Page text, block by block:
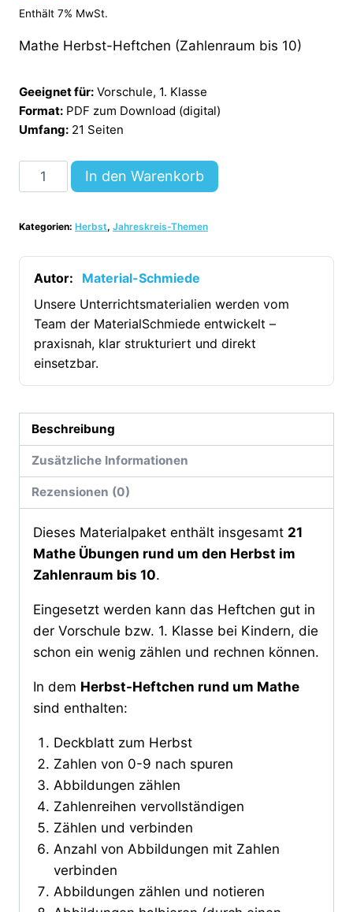
Enthält 7% MwSt.
Mathe Herbst-Heftchen (Zahlenraum bis 10)
Geeignet für: Vorschule, 1. Klasse
Format: PDF zum Download (digital)
Umfang: 21 Seiten
Seiten:
Herbst-
Heftchen
(Zahlenraum
bis
10)
[Digital]
Menge
In den Warenkorb
Kategorien: Herbst, Jahreskreis-Themen
Autor:
Material-Schmiede
Unsere Unterrichtsmaterialien werden vom
Team der MaterialSchmiede entwickelt –
praxisnah, klar strukturiert und direkt
einsetzbar.
Beschreibung
Zusätzliche Informationen
Rezensionen (0)
Dieses Materialpaket enthält insgesamt 21
Mathe Übungen rund um den Herbst im
Zahlenraum bis 10.
Eingesetzt werden kann das Heftchen gut in
der Vorschule bzw. 1. Klasse bei Kindern, die
schon ein wenig zählen und rechnen können.
In dem Herbst-Heftchen rund um Mathe
sind enthalten:
Deckblatt zum Herbst
Zahlen von 0-9 nach spuren
Abbildungen zählen
Zahlenreihen vervollständigen
Zählen und verbinden
Anzahl von Abbildungen mit Zahlen
verbinden
Abbildungen zählen und notieren